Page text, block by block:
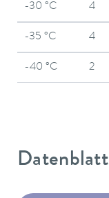
-30 °C 4
-35 °C 4
-40 °C 2
Datenblatt